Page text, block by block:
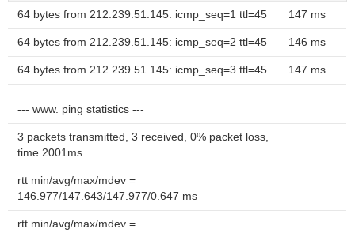
64 bytes from 212.239.51.145: icmp_seq=1 ttl=45 147 ms
64 bytes from 212.239.51.145: icmp_seq=2 ttl=45 146 ms
64 bytes from 212.239.51.145: icmp_seq=3 ttl=45 147 ms
--- www. ping statistics ---
3 packets transmitted, 3 received, 0% packet loss,
time 2001ms
rtt min/avg/max/mdev =
146.977/147.643/147.977/0.647 ms
rtt min/avg/max/mdev =